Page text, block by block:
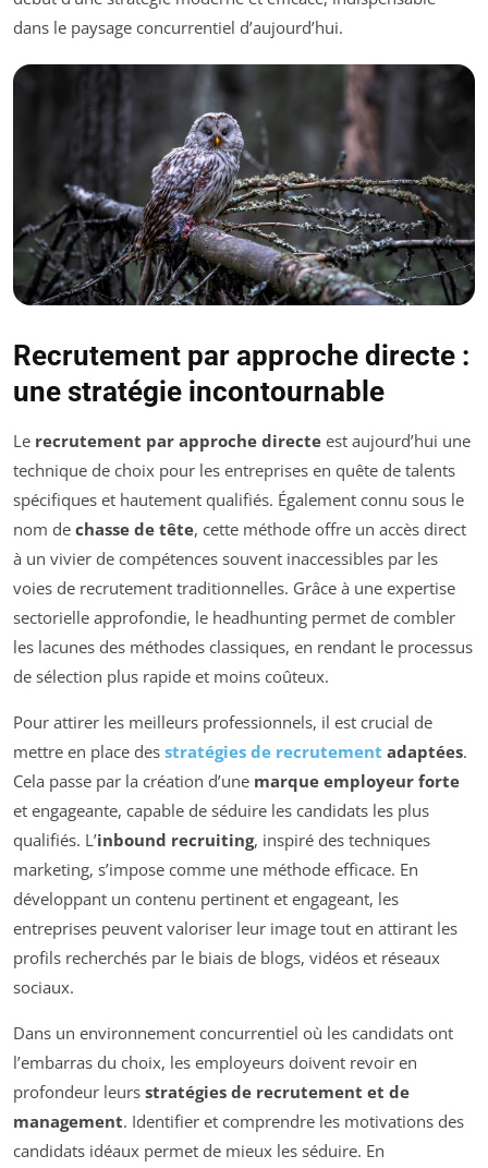
dans le paysage concurrentiel d’aujourd’hui.
Recrutement par approche directe :
une stratégie incontournable
Le recrutement par approche directe est aujourd’hui une
technique de choix pour les entreprises en quête de talents
spécifiques et hautement qualifiés. Également connu sous le
nom de chasse de tête, cette méthode offre un accès direct
à un vivier de compétences souvent inaccessibles par les
voies de recrutement traditionnelles. Grâce à une expertise
sectorielle approfondie, le headhunting permet de combler
les lacunes des méthodes classiques, en rendant le processus
de sélection plus rapide et moins coûteux.
Pour attirer les meilleurs professionnels, il est crucial de
mettre en place des stratégies de recrutement adaptées.
Cela passe par la création d’une marque employeur forte
et engageante, capable de séduire les candidats les plus
qualifiés. L’inbound recruiting, inspiré des techniques
marketing, s’impose comme une méthode efficace. En
développant un contenu pertinent et engageant, les
entreprises peuvent valoriser leur image tout en attirant les
profils recherchés par le biais de blogs, vidéos et réseaux
sociaux.
Dans un environnement concurrentiel où les candidats ont
l’embarras du choix, les employeurs doivent revoir en
profondeur leurs stratégies de recrutement et de
management. Identifier et comprendre les motivations des
candidats idéaux permet de mieux les séduire. En